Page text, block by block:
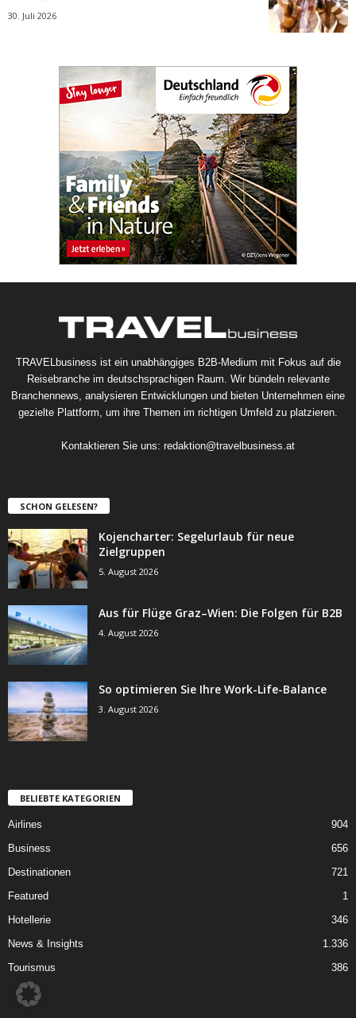
30. Juli 2026
TRAVELbusiness ist ein unabhängiges B2B-Medium mit Fokus auf die
Reisebranche im deutschsprachigen Raum. Wir bündeln relevante
Branchennews, analysieren Entwicklungen und bieten Unternehmen eine
gezielte Plattform, um ihre Themen im richtigen Umfeld zu platzieren.
Kontaktieren Sie uns: redaktion@travelbusiness.at
SCHON GELESEN?
Kojencharter: Segelurlaub für neue
Zielgruppen
5. August 2026
Aus für Flüge Graz–Wien: Die Folgen für B2B
4. August 2026
So optimieren Sie Ihre Work-Life-Balance
3. August 2026
BELIEBTE KATEGORIEN
Airlines
904
Business
656
Destinationen
721
Featured
1
Hotellerie
346
News & Insights
1.336
Tourismus
386